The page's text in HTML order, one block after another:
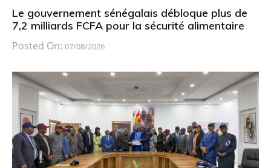
Le gouvernement sénégalais débloque plus de
7,2 milliards FCFA pour la sécurité alimentaire
Posted On: 07/08/2026